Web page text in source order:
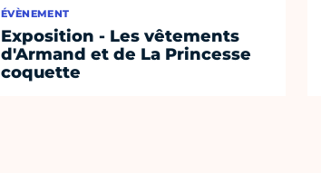
ÉVÈNEMENT
Exposition - Les vêtements
d'Armand et de La Princesse
coquette